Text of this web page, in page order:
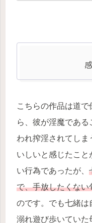
こちらの作品は道
ら、彼が淫魔であ
われ搾淫されてしま
いしいと感じたこ
い行為であったが、
で、手放したくない
のです。でも七緒は
溺れ遊び歩いていた